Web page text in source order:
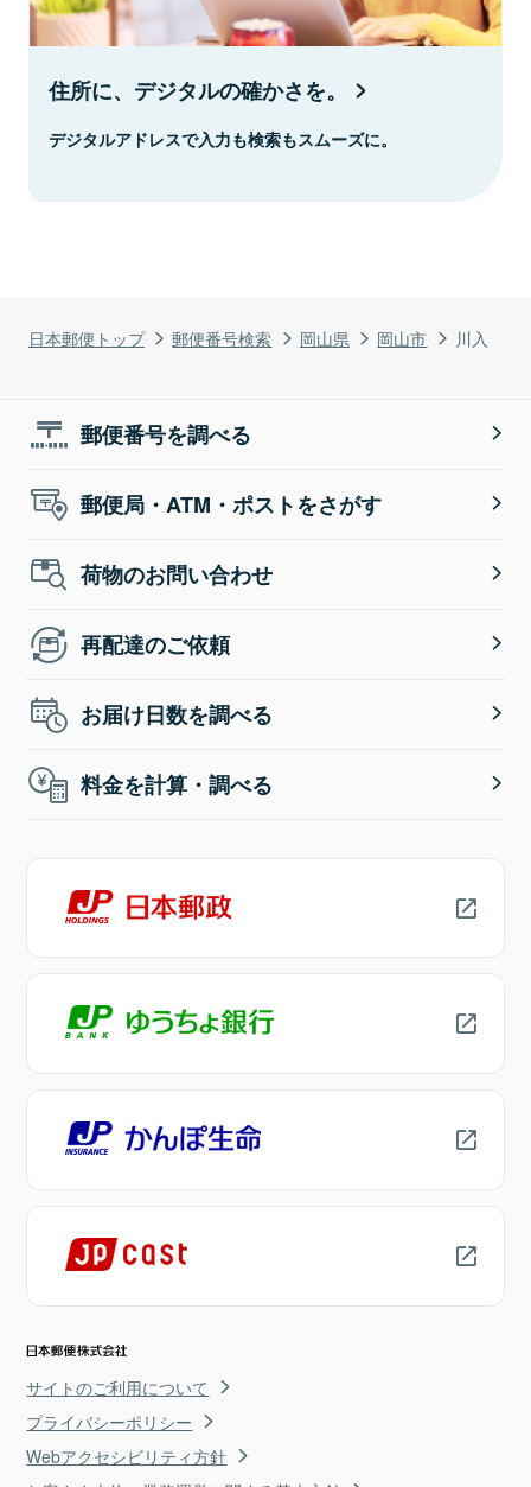
日本郵便トップ 郵便番号検索 岡山県 岡山市 川入
住所に、デジタルの確かさを。
デジタルアドレスで入力も検索もスムーズに。
郵便番号を調べる
郵便局・ATM・ポストをさがす
荷物のお問い合わせ
再配達のご依頼
お届け日数を調べる
料金を計算・調べる
サイトのご利用について
プライバシーポリシー
Webアクセシビリティ方針